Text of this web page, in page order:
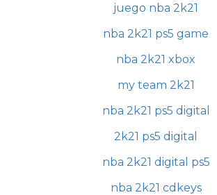
juego nba 2k21
nba 2k21 ps5 game
nba 2k21 xbox
my team 2k21
nba 2k21 ps5 digital
2k21 ps5 digital
nba 2k21 digital ps5
nba 2k21 cdkeys